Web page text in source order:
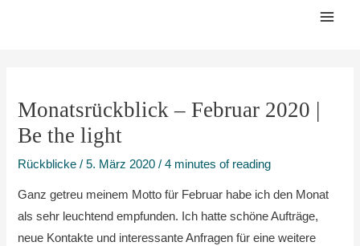
Monatsrückblick – Februar 2020 |
Be the light
Rückblicke /5. März 2020/4 minutes of reading
Ganz getreu meinem Motto für Februar habe ich den Monat
als sehr leuchtend empfunden. Ich hatte schöne Aufträge,
neue Kontakte und interessante Anfragen für eine weitere